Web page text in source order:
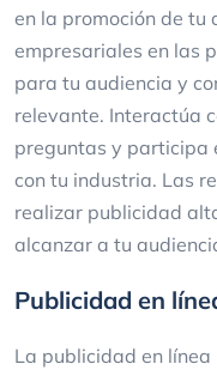
en la promoción de tu
empresariales en las
para tu audiencia y
relevante. Interactúa
preguntas y participa
con tu industria. Las
realizar publicidad
alcanzar a tu
Publicidad en
La publicidad en